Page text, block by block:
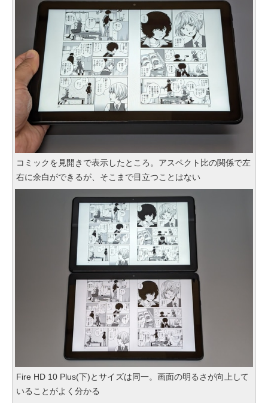
コミックを見開きで表示したところ。アスペクト比の関係で左
右に余白ができるが、そこまで目立つことはない
Fire HD 10 Plus(下)とサイズは同一。画面の明るさが向上して
いることがよく分かる